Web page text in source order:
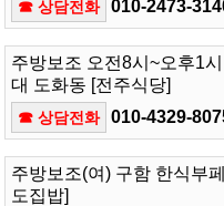
☎ 상담전화 010-2473-
주방보조 오전8시~오후1
대 도화동 [전주식당]
☎ 상담전화 010-4329-
주방보조(여) 구함 한식부
도집밥]